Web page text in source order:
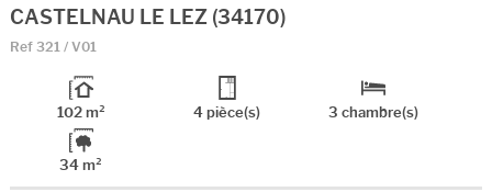
CASTELNAU LE LEZ (34170)
Ref 321 / V01
102 m² 4 pièce(s) 3 chambre(s)
34 m²